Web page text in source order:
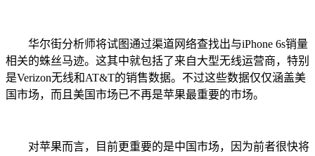
华尔街分析师将试图通过渠道网络查找出与iPhone 6s销量
相关的蛛丝马迹。这其中就包括了来自大型无线运营商，特别
是Verizon无线和AT&T的销售数据。不过这些数据仅仅涵盖美
国市场，而且美国市场已不再是苹果最重要的市场。
对苹果而言，目前更重要的是中国市场，因为前者很快将